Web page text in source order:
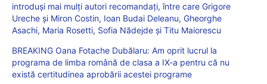
introduși mai mulți autori recomandați, între care Grigore
Ureche și Miron Costin, Ioan Budai Deleanu, Gheorghe
Asachi, Maria Rosetti, Sofia Nădejde și Titu Maiorescu
BREAKING Oana Fotache Dubălaru: Am oprit lucrul la
programa de limba română de clasa a IX-a pentru că nu
există certitudinea aprobării acestei programe